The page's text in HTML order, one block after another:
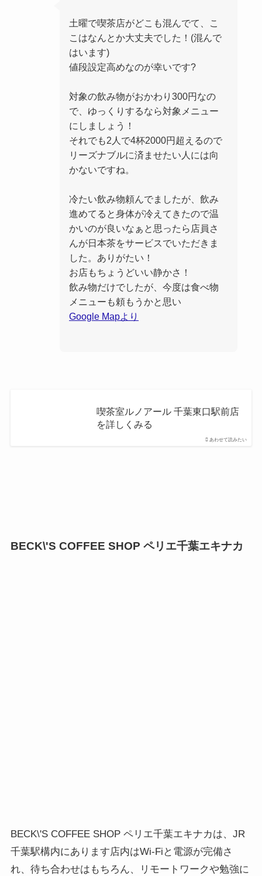
土曜で喫茶店がどこも混んでて、こ
こはなんとか大丈夫でした！(混んで
はいます)
値段設定高めなのが幸いです?
対象の飲み物がおかわり300円なの
で、ゆっくりするなら対象メニュー
にしましょう！
それでも2人で4杯2000円超えるので
リーズナブルに済ませたい人には向
かないですね。
冷たい飲み物頼んでましたが、飲み
進めてると身体が冷えてきたので温
かいのが良いなぁと思ったら店員さ
んが日本茶をサービスでいただきま
した。ありがたい！
お店もちょうどいい静かさ！
飲み物だけでしたが、今度は食べ物
メニューも頼もうかと思い
Google Mapより
あわせて読みたい
喫茶室ルノアール 千葉東口駅前店
を詳しくみる
BECK\'S COFFEE SHOP ペリエ千葉エキナカ
BECK\'S COFFEE SHOP ペリエ千葉エキナカは、JR
千葉駅構内にあります店内はWi-Fiと電源が完備さ
れ、待ち合わせはもちろん、リモートワークや勉強に